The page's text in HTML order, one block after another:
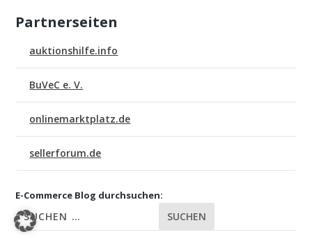
Partnerseiten
auktionshilfe.info
BuVeC e. V.
onlinemarktplatz.de
sellerforum.de
E-Commerce Blog durchsuchen:
SUCHEN